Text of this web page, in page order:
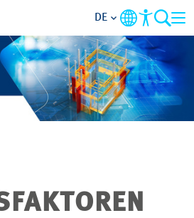
MARKETS
SERVICES
IM FOKUS
DE